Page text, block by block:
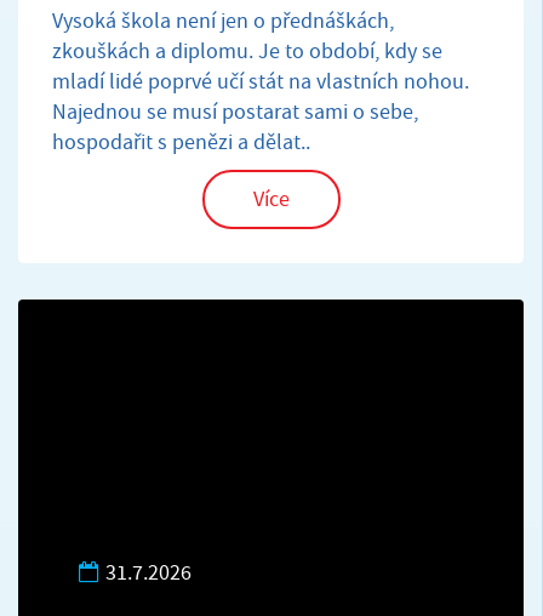
Vysoká škola není jen o přednáškách,
zkouškách a diplomu. Je to období, kdy se
mladí lidé poprvé učí stát na vlastních nohou.
Najednou se musí postarat sami o sebe,
hospodařit s penězi a dělat..
Více
31.7.2026